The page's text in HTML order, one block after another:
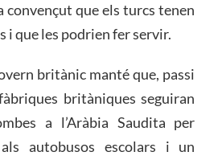
convençut que els turcs tenen
i que les podrien fer servir.
britànic manté que, passi
britàniques seguiran
a l’Aràbia Saudita per
autobusos escolars i un